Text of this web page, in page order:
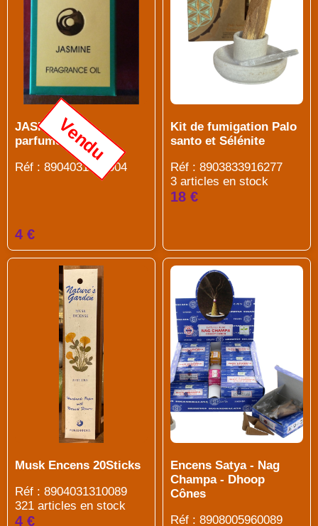
JASMIN Huile
parfumée 5ml
Réf : 8904031355004
Vendu
4 €
Kit de fumigation Palo
santo et Sélénite
Réf : 8903833916277
3 articles en stock
18 €
Musk Encens 20Sticks
Réf : 8904031310089
321 articles en stock
4 €
Encens Satya - Nag
Champa - Dhoop
Cônes
Réf : 8908005960089